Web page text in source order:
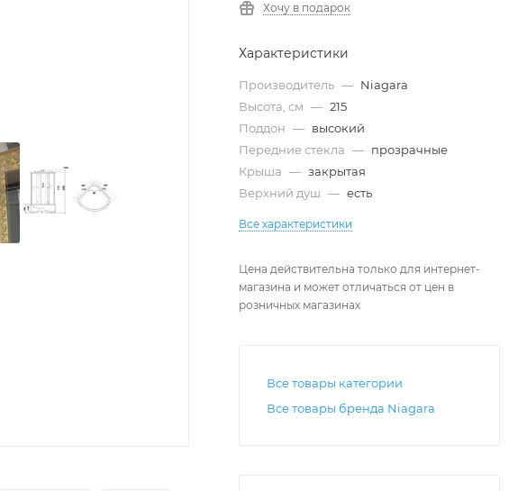
Хочу в подарок
Характеристики
Производитель — Niagara
Высота, см — 215
Поддон — высокий
Передние стекла — прозрачные
Крыша — закрытая
Верхний душ — есть
Все характеристики
Цена действительна только для интернет-
магазина и может отличаться от цен в
розничных магазинах
Все товары категории
Все товары бренда Niagara